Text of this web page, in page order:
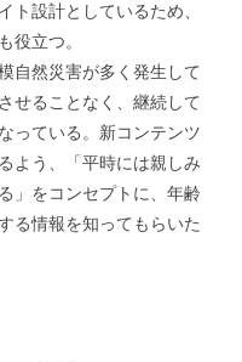
ト設計としているため、
役立つ。
自然災害が多く発生して
せることなく、継続して
っている。新コンテンツ
よう、「平時には親しみ
」をコンセプトに、年齢
る情報を知ってもらいた